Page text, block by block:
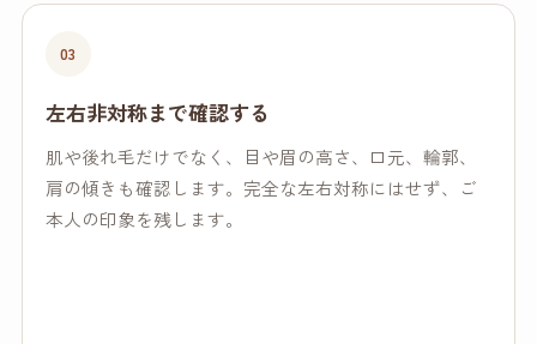
03
左右非対称まで確認する
肌や後れ毛だけでなく、目や眉の高さ、口元、輪郭、
肩の傾きも確認します。完全な左右対称にはせず、ご
本人の印象を残します。